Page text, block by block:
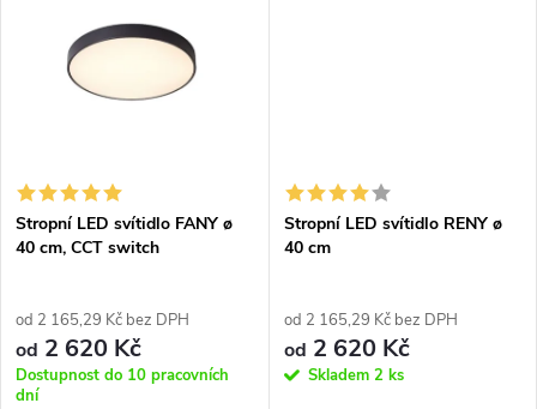
Stropní LED svítidlo FANY ø
40 cm, CCT switch
od 2 165,29 Kč bez DPH
od 2 620 Kč
Dostupnost do 10 pracovních
dní
Stropní LED svítidlo RENY ø
40 cm
od 2 165,29 Kč bez DPH
od 2 620 Kč
Skladem 2 ks